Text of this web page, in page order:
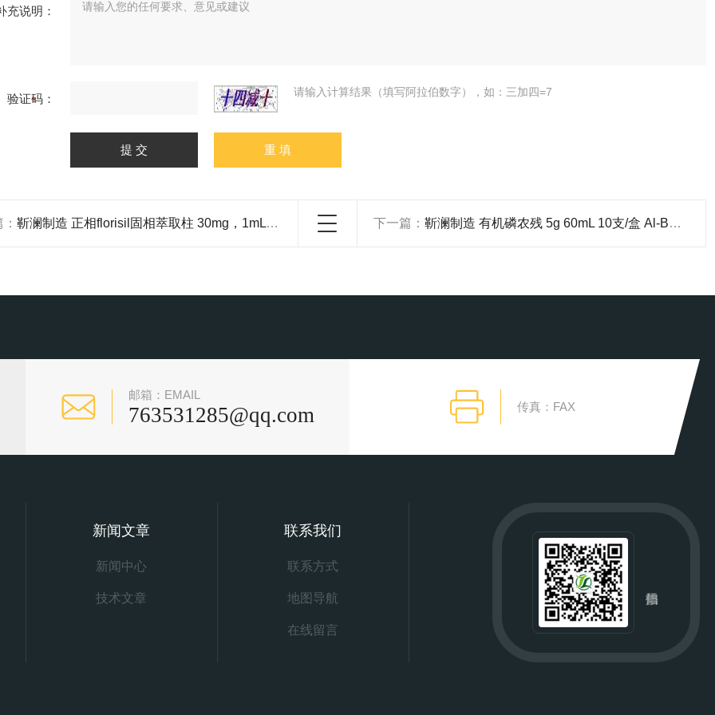
充说明：
验证码： 请输入计算结果（填写阿拉伯数字），如：三加四=7
靳澜制造 正相florisil固相萃取柱 30mg，1mL 100支/盒 下一篇：靳澜制造 有机磷农残 5g 60mL 10支/盒 Al-B碱性 PH9.5 氧化铝固相萃取柱
邮箱：EMAIL
763531285@qq.com 传真：FAX
新闻文章
新闻中心
技术文章
联系我们
联系方式
地图导航
在线留言